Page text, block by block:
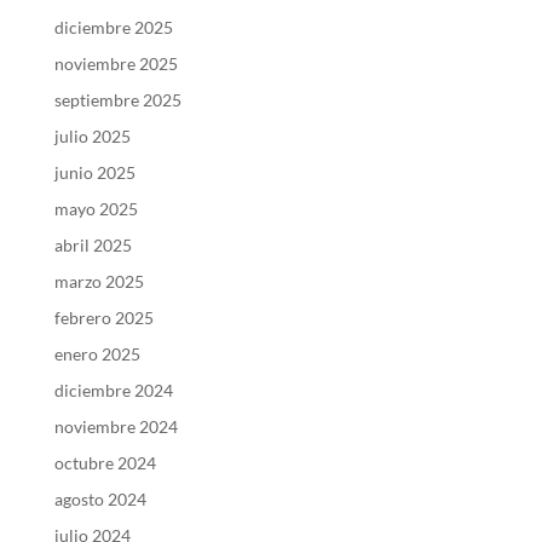
diciembre 2025
noviembre 2025
septiembre 2025
julio 2025
junio 2025
mayo 2025
abril 2025
marzo 2025
febrero 2025
enero 2025
diciembre 2024
noviembre 2024
octubre 2024
agosto 2024
julio 2024